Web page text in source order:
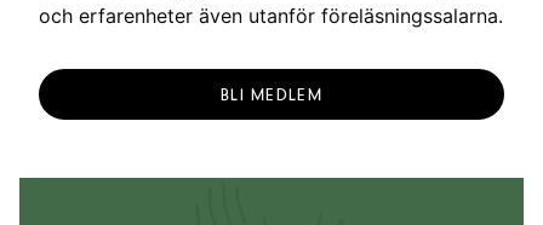
och erfarenheter även utanför föreläsningssalarna.
BLI MEDLEM